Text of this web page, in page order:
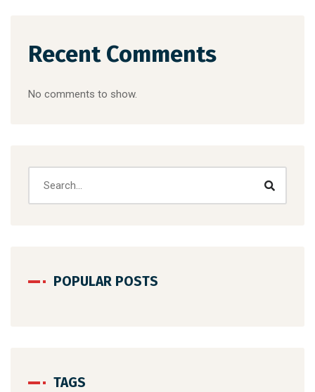
Recent Comments
No comments to show.
POPULAR POSTS
TAGS